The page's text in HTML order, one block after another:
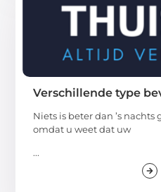
Verschillende type
Niets is beter dan ’s
omdat u weet dat uw
...